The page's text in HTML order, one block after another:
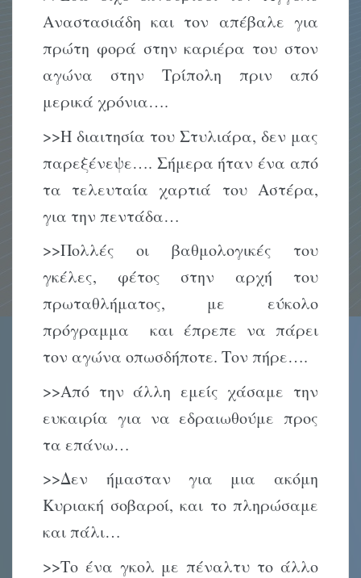
Αναστασιάδη και τον απέβαλε για
πρώτη φορά στην καριέρα του στον
αγώνα στην Τρίπολη πριν από
μερικά χρόνια….
>>Η διαιτησία του Στυλιάρα, δεν μας
παρεξένεψε…. Σήμερα ήταν ένα από
τα τελευταία χαρτιά του Αστέρα,
για την πεντάδα…
>>Πολλές οι βαθμολογικές του
γκέλες, φέτος στην αρχή του
πρωταθλήματος, με εύκολο
πρόγραμμα και έπρεπε να πάρει
τον αγώνα οπωσδήποτε. Τον πήρε….
>>Από την άλλη εμείς χάσαμε την
ευκαιρία για να εδραιωθούμε προς
τα επάνω…
>>Δεν ήμασταν για μια ακόμη
Κυριακή σοβαροί, και το πληρώσαμε
και πάλι…
>>Το ένα γκολ με πέναλτυ το άλλο